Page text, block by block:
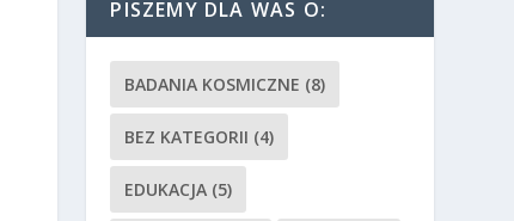
PISZEMY DLA WAS O:
BADANIA KOSMICZNE (8)
BEZ KATEGORII (4)
EDUKACJA (5)